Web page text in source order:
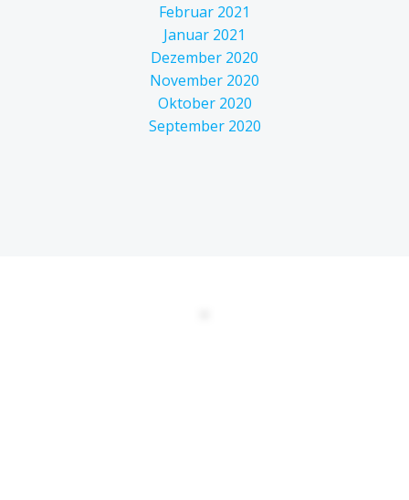
Februar 2021
Januar 2021
Dezember 2020
November 2020
Oktober 2020
September 2020